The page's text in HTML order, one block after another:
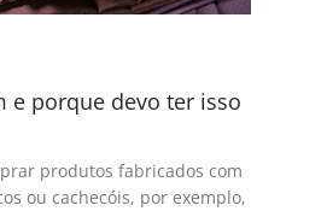
e porque devo ter isso
produtos fabricados com
ou cachecóis, por exemplo,